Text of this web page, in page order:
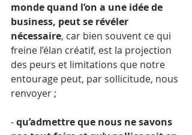
monde quand l’on a une idée de
business, peut se révéler
nécessaire, car bien souvent ce qui
freine l’élan créatif, est la projection
des peurs et limitations que notre
entourage peut, par sollicitude, nous
renvoyer ;
- qu’admettre que nous ne savons